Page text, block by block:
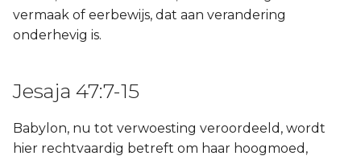
vermaak of eerbewijs, dat aan verandering
onderhevig is.
Jesaja 47:7-15
Babylon, nu tot verwoesting veroordeeld, wordt
hier rechtvaardig betreft om haar hoogmoed,